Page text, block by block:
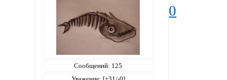
Сообщений: 125
0